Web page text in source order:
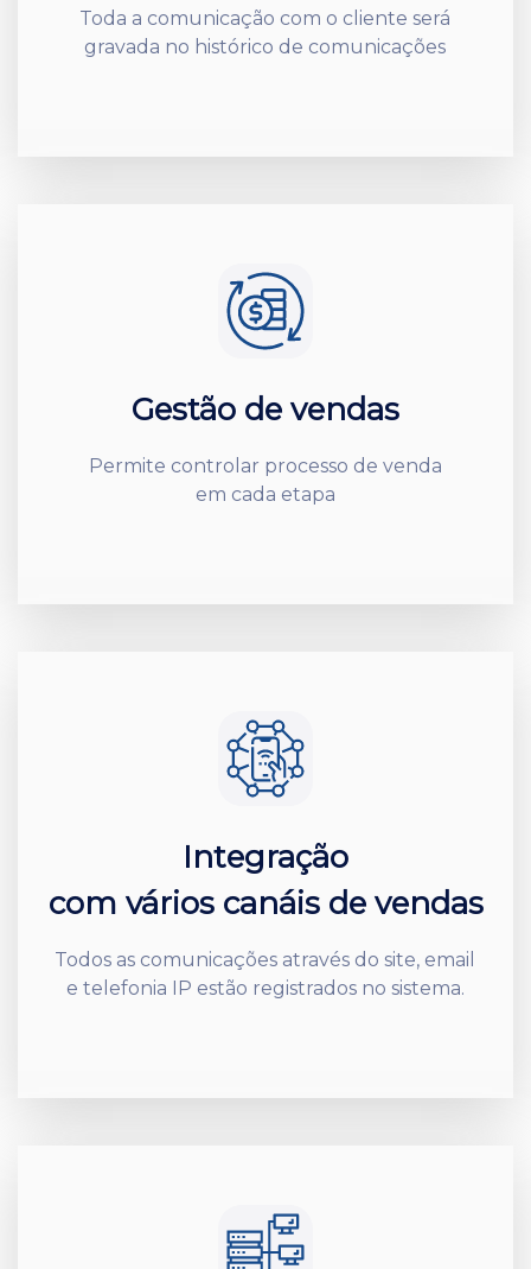
Toda a comunicação com o cliente será
gravada no histórico de comunicações
Gestão de vendas
Permite controlar processo de venda
em cada etapa
Integração
com vários canáis de vendas
Todos as comunicações através do site, email
e telefonia IP estão registrados no sistema.